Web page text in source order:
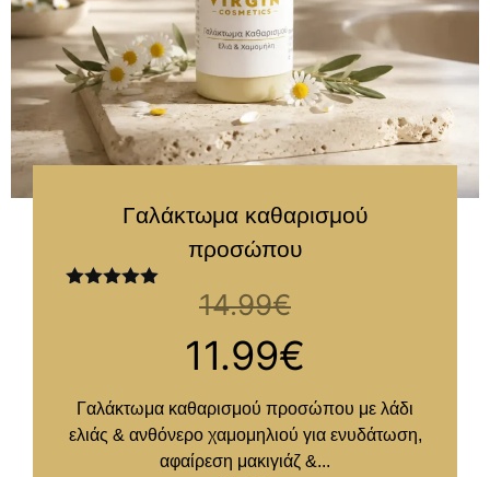
Γαλάκτωμα καθαρισμού
προσώπου
14.99€
11.99€
Γαλάκτωμα καθαρισμού προσώπου με λάδι
ελιάς & ανθόνερο χαμομηλιού για ενυδάτωση,
αφαίρεση μακιγιάζ &...